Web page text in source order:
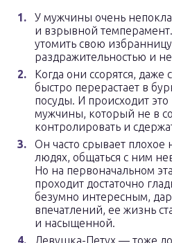
У мужчины очень
и взрывной
утомить свою
раздражительностью и
Когда они ссорятся,
быстро перерастает в
посуды. И происходит
мужчины, который не в
контролировать и
Он часто срывает плохое
людях, общаться с ним
Но на первоначальном
проходит достаточно
безумно интересным,
впечатлений, ее жизнь
и насыщенной.
Девушка-Петух — тоже